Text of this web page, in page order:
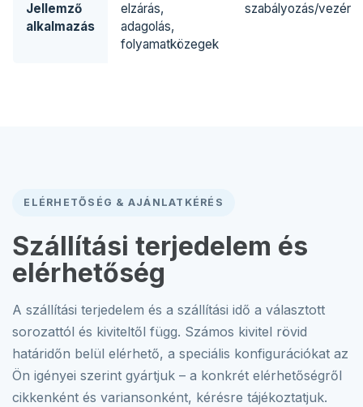
Jellemző
alkalmazás
elzárás,
adagolás,
folyamatközegek
szabályozás/
ELÉRHETŐSÉG & AJÁNLATKÉRÉS
Szállítási terjedelem és
elérhetőség
A szállítási terjedelem és a szállítási idő a választott
sorozattól és kiviteltől függ. Számos kivitel rövid
határidőn belül elérhető, a speciális konfigurációkat az
Ön igényei szerint gyártjuk – a konkrét elérhetőségről
cikkenként és variansonként, kérésre tájékoztatjuk.